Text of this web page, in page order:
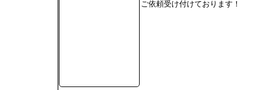
ご依頼受け付けております！